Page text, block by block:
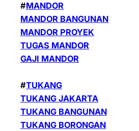
#MANDOR
MANDOR BANGUNAN
MANDOR PROYEK
TUGAS MANDOR
GAJI MANDOR
#TUKANG
TUKANG JAKARTA
TUKANG BANGUNAN
TUKANG BORONGAN